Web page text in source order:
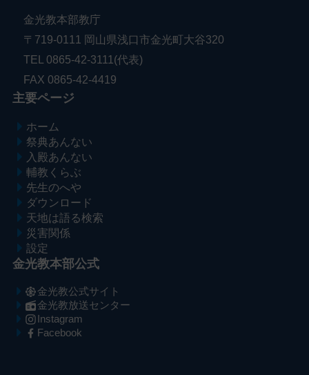
金光教本部教庁
〒719-0111 岡山県浅口市金光町大谷320
TEL 0865-42-3111(代表)
FAX 0865-42-4419
主要ページ
ホーム
祭典あんない
入殿あんない
輔教くらぶ
先生のへや
ダウンロード
天地は語る検索
災害関係
設定
金光教本部公式
金光教公式サイト
金光教放送センター
Instagram
Facebook